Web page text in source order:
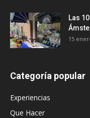
Las
15
Categoría popular
Experiencias
Que Hacer